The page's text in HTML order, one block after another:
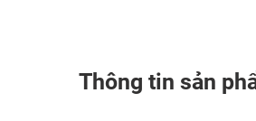
Thông tin sản